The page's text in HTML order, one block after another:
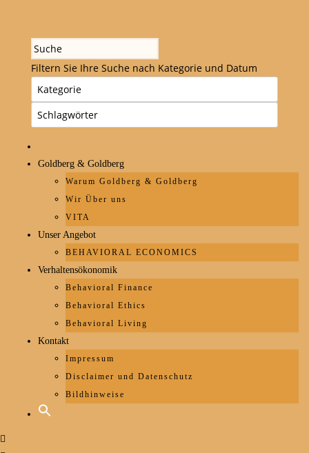
Filtern Sie Ihre Suche nach Kategorie und Datum
Goldberg & Goldberg
Warum Goldberg & Goldberg
Wir Über uns
VITA
Unser Angebot
BEHAVIORAL ECONOMICS
Verhaltensökonomik
Behavioral Finance
Behavioral Ethics
Behavioral Living
Kontakt
Impressum
Disclaimer und Datenschutz
Bildhinweise